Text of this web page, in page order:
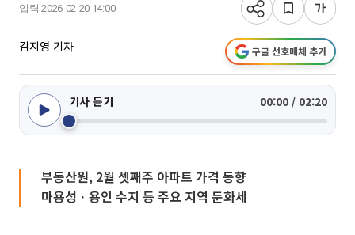
입력 2026-02-20 14:00
김지영 기자 구글 선호매체 추가
기사 듣기 00:00 / 02:20
부동산원, 2월 셋째주 아파트 가격 동향
마용성ㆍ용인 수지 등 주요 지역 둔화세